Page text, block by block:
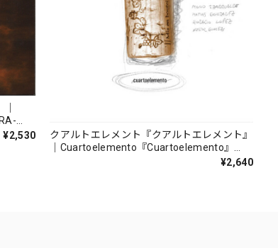
¥2,530
クアルトエレメント『クアルトエレメント』
｜Cuartoelemento『Cuartoelemento』
¥2,640